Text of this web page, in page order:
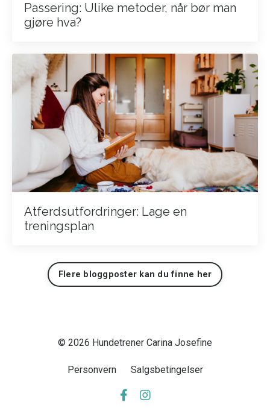
Passering: Ulike metoder, når bør man
gjøre hva?
Atferdsutfordringer: Lage en
treningsplan
Flere bloggposter kan du finne her
© 2026 Hundetrener Carina Josefine
Personvern Salgsbetingelser